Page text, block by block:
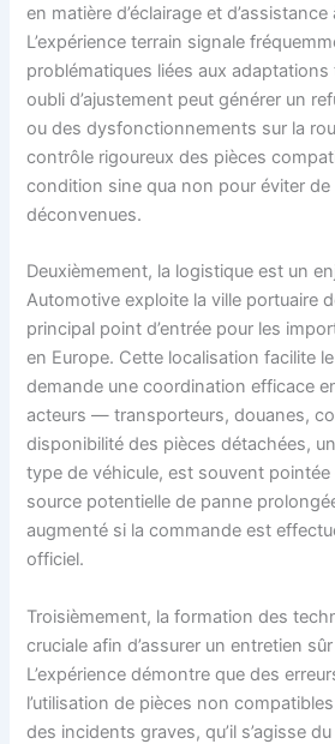
en matière d’éclairage et
L’expérience terrain signale
problématiques liées aux
oubli d’ajustement peut générer un
ou des dysfonctionnements sur la
contrôle rigoureux des pièces
condition sine qua non pour éviter de
déconvenues.
Deuxièmement, la logistique est un
Automotive exploite la ville portuaire
principal point d’entrée pour les
en Europe. Cette localisation facilite
demande une coordination efficace
acteurs — transporteurs, douanes,
disponibilité des pièces détachées,
type de véhicule, est souvent
source potentielle de panne
augmenté si la commande est
officiel.
Troisièmement, la formation des
cruciale afin d’assurer un entretien
L’expérience démontre que des
l’utilisation de pièces non
des incidents graves, qu’il s’agisse